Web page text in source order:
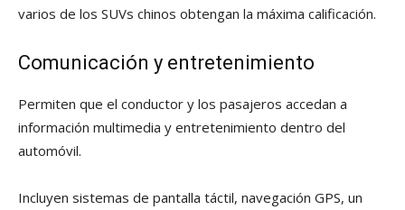
varios de los SUVs chinos obtengan la máxima calificación.
Comunicación y entretenimiento
Permiten que el conductor y los pasajeros accedan a
información multimedia y entretenimiento dentro del
automóvil.
Incluyen sistemas de pantalla táctil, navegación GPS, un